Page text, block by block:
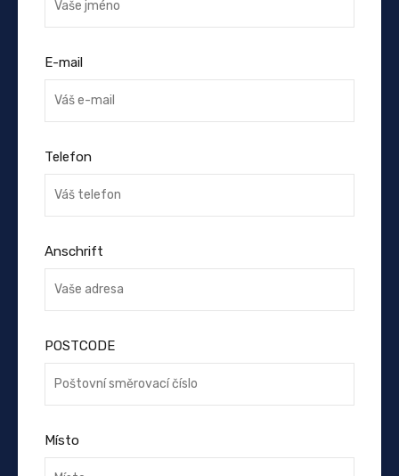
E-mail
Telefon
Anschrift
POSTCODE
Místo